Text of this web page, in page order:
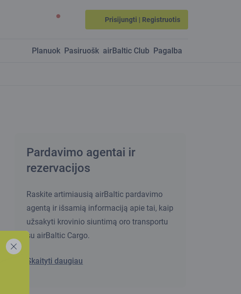
Prisijungti | Registruotis
Planuok Pasiruošk airBaltic Club Pagalba
Pardavimo agentai ir
rezervacijos
Raskite artimiausią airBaltic pardavimo
agentą ir išsamią informaciją apie tai, kaip
užsakyti krovinio siuntimą oro transportu
su airBaltic Cargo.
Skaityti daugiau